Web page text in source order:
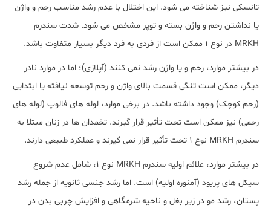
تانسکی نیز شناخته می شود. این اختلال با عدم رشد مناسب رحم و واژن
یا نداشتن رحم و واژن بسته و توپر مشخص می شود. شدت سندرم
MRKH در نوع 1 ممکن است از فردی به فرد دیگر بسیار متفاوت باشد.
در بیشتر موارد، رحم و یا واژن رشد نمی کنند (آپلازی)؛ اما در موارد نادر
دیگر، ممکن است تنگی قسمت بالای واژن و رحم توسعه نیافته یا ابتدایی
(رحم کوچک) وجود داشته باشد. در برخی موارد، لوله های فالوپ (لوله های
رحمی) نیز ممکن است تحت تأثیر قرار گیرند. تخمدان ها در زنان مبتلا به
سندرم MRKH نوع 1 تحت تأثیر قرار نمی گیرند و عملکرد طبیعی دارند.
در بیشتر موارد، علائم اولیه سندرم MRKH نوع 1، شامل عدم شروع
سیکل های پریود (آمنوره اولیه) است. اما رشد جنسی ثانویه از جمله رشد
پستان، رشد مو در زیر بغل و ناحیه شرمگاهی و افزایش چربی بدن در